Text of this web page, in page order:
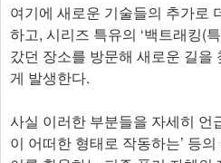
여기에 새로운 기술들의 추가로
하고, 시리즈 특유의 ‘백트래킹(
갔던 장소를 방문해 새로운 길을
게 발생한다.
사실 이러한 부분들을 자세히 언
이 어떠한 형태로 작동하는’ 등